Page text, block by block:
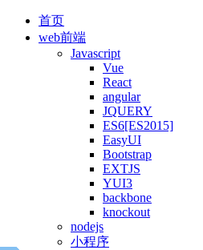
首页
web前端
Javascript
Vue
React
angular
JQUERY
ES6[ES2015]
EasyUI
Bootstrap
EXTJS
YUI3
backbone
knockout
nodejs
小程序